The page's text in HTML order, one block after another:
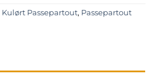
Kulørt Passepartout, Passepartout